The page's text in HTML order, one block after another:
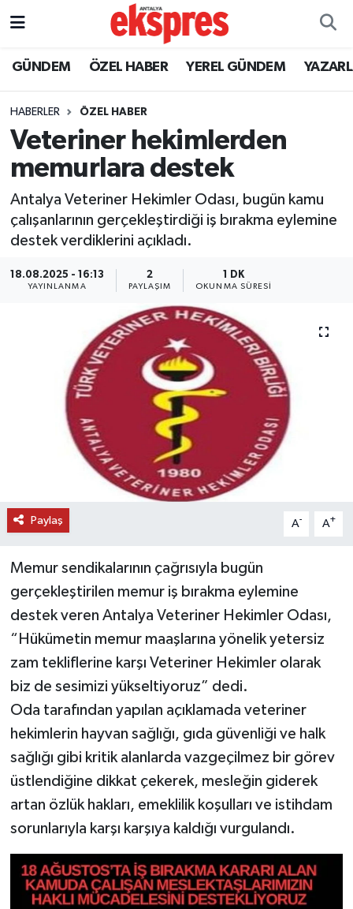
GÜNDEM ÖZEL HABER YEREL GÜNDEM
HABERLER ÖZEL HABER
Veteriner hekimlerden
memurlara destek
Antalya Veteriner Hekimler Odası, bugün kamu
çalışanlarının gerçekleştirdiği iş bırakma eylemine
destek verdiklerini açıkladı.
18.08.2025 - 16:13
YAYINLANMA
2
PAYLAŞIM
1 DK
OKUNMA SÜRESI
Paylaş A- A+
Memur sendikalarının çağrısıyla bugün
gerçekleştirilen memur iş bırakma eylemine
destek veren Antalya Veteriner Hekimler Odası,
“Hükümetin memur maaşlarına yönelik yetersiz
zam tekliflerine karşı Veteriner Hekimler olarak
biz de sesimizi yükseltiyoruz” dedi.
Oda tarafından yapılan açıklamada veteriner
hekimlerin hayvan sağlığı, gıda güvenliği ve halk
sağlığı gibi kritik alanlarda vazgeçilmez bir görev
üstlendiğine dikkat çekerek, mesleğin giderek
artan özlük hakları, emeklilik koşulları ve istihdam
sorunlarıyla karşı karşıya kaldığı vurgulandı.
ÖZEL HABER
YEREL GÜNDEM
EKONOMİ
KÜLTÜR - SANAT
SAĞLIK
DÜNYA
EĞİTİM
TURİZM
YAZARLAR
RESMİ İLAN
MAGAZİN
Nöbetçi Eczaneler
Trafik Durumu
Süper Lig Puan Durumu ve Fikstür
Tüm Manşetler